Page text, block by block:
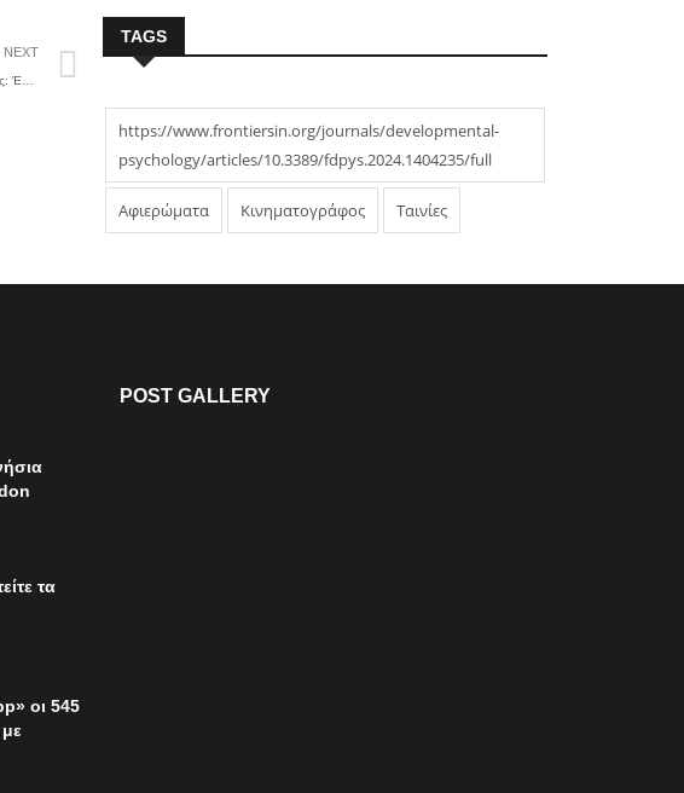
NEXT
Παπαστεργίου: Έρχεται ψηφιακή πλατφόρμα για τα ζώα συντροφιάς: Έρχεται ψηφιακή πλατφόρμα για τα ζώα συντροφιάς
TAGS
https://www.frontiersin.org/journals/developmental-
psychology/articles/10.3389/fdpys.2024.1404235/full
Αφιερώματα Κινηματογράφος Ταινίες
τα
οι 545
με
POST GALLERY